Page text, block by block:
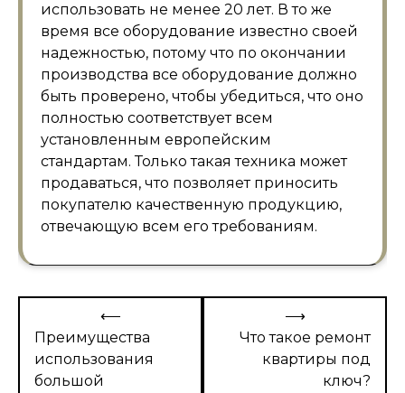
использовать не менее 20 лет. В то же
время все оборудование известно своей
надежностью, потому что по окончании
производства все оборудование должно
быть проверено, чтобы убедиться, что оно
полностью соответствует всем
установленным европейским
стандартам. Только такая техника может
продаваться, что позволяет приносить
покупателю качественную продукцию,
отвечающую всем его требованиям.
Навигация
по
записям
⟵
Преимущества
использования
большой
Что такое ремонт
квартиры под
ключ?
⟶